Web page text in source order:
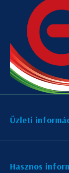
Üzleti
Hasznos